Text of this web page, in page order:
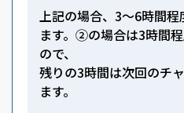
上記の場合、3～6時間
ます。②の場合は3時間
ので、
残りの3時間は次回のチ
ます。